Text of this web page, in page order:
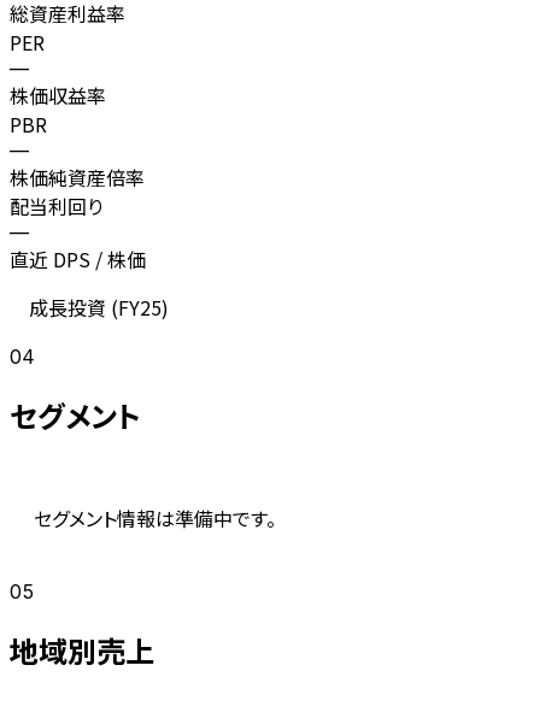
総資産利益率
PER
—
株価収益率
PBR
—
株価純資産倍率
配当利回り
—
直近 DPS / 株価
成長投資 (FY25)
04
セグメント
セグメント情報は準備中です。
05
地域別売上